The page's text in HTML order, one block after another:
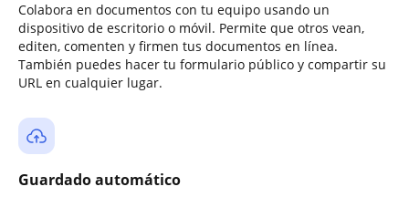
Colabora en documentos con tu equipo usando un
dispositivo de escritorio o móvil. Permite que otros vean,
editen, comenten y firmen tus documentos en línea.
También puedes hacer tu formulario público y compartir su
URL en cualquier lugar.
Guardado automático